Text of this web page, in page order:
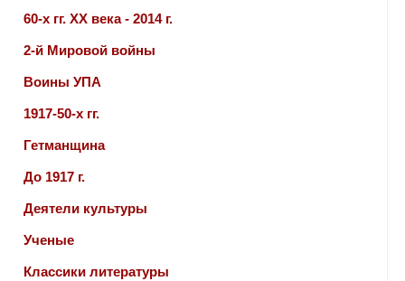
60-х гг. ХХ века - 2014 г.
2-й Мировой войны
Воины УПА
1917-50-х гг.
Гетманщина
До 1917 г.
Деятели культуры
Ученые
Классики литературы